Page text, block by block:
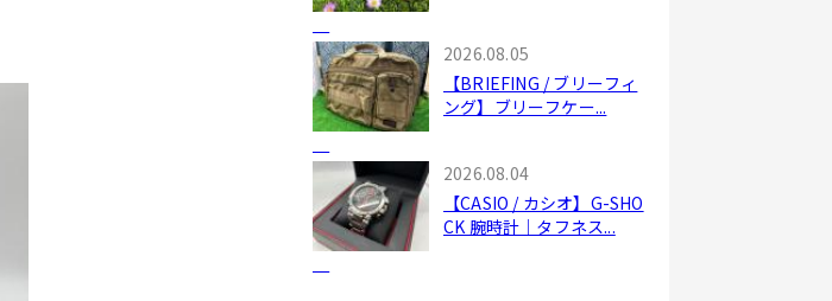
2026.08.05
【BRIEFING / ブリーフィ
ング】ブリーフケー...
2026.08.04
【CASIO / カシオ】G-SHO
CK 腕時計｜タフネス...